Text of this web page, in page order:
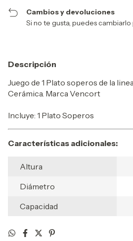
Cambios y devoluciones
Si no te gusta, puedes
Descripción
Juego de 1 Plato soperos de la
Cerámica. Marca Vencort
Incluye: 1 Plato Soperos
Características adicionales:
Altura
Diámetro
Capacidad